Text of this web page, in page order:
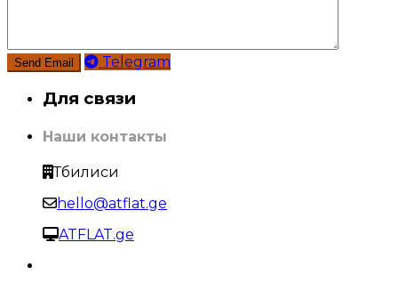
Telegram
Для связи
Наши контакты
Тбилиси
hello@atflat.ge
ATFLAT.ge